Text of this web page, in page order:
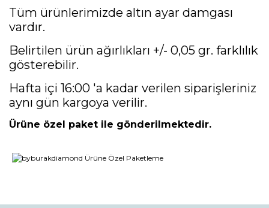
Tüm ürünlerimizde altın ayar damgası
vardır.
Belirtilen ürün ağırlıkları +/- 0,05 gr. farklılık
gösterebilir.
Hafta içi 16:00 'a kadar verilen siparişleriniz
aynı gün kargoya verilir.
Ürüne özel paket ile gönderilmektedir.
konularda yetersiz gördüğünüz noktaları öneri formunu